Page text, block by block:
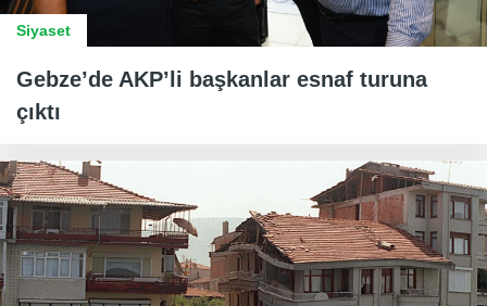
Siyaset
Gebze’de AKP’li başkanlar esnaf turuna
çıktı